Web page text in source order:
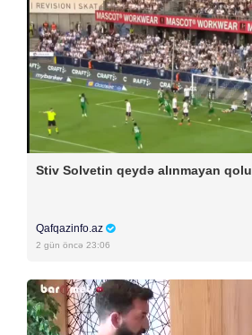
Stiv Solvetin qeydə alınmayan qolu
Qafqazinfo.az
2 gün öncə 23:06